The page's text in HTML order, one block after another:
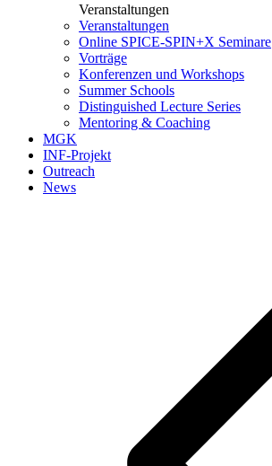
Veranstaltungen
Veranstaltungen
Online SPICE-SPIN+X Seminare
Vorträge
Konferenzen und Workshops
Summer Schools
Distinguished Lecture Series
Mentoring & Coaching
MGK
INF-Projekt
Outreach
News